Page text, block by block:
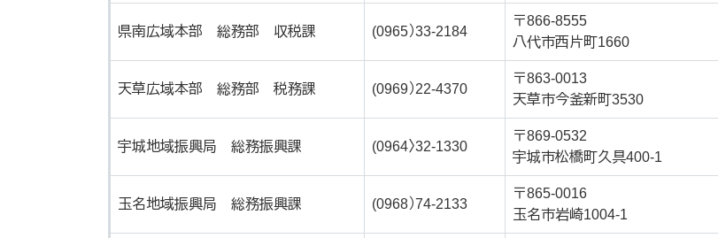
県南広域本部 総務部 収税課 (0965）33-2184
〒866-8555
八代市西片町1660
天草広域本部 総務部 税務課 (0969）22-4370
〒863-0013
天草市今釜新町3530
宇城地域振興局 総務振興課 (0964〉32-1330
〒869-0532
宇城市松橋町久具400-1
玉名地域振興局 総務振興課 (0968）74-2133
〒865-0016
玉名市岩崎1004-1